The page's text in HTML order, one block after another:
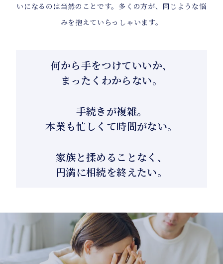
いになるのは当然のことです。多くの方が、同じような悩
みを抱えていらっしゃいます。
何から手をつけていいか、
まったくわからない。
手続きが複雑。
本業も忙しくて時間がない。
家族と揉めることなく、
円満に相続を終えたい。